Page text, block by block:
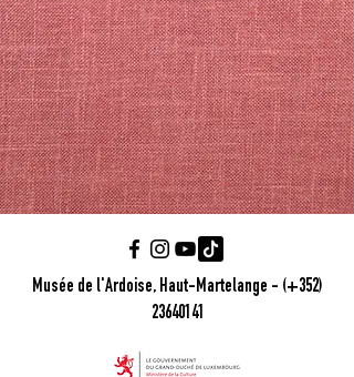
Musée de l'Ardoise, Haut-Martelange - (+352)
23640141